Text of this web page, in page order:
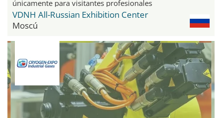
únicamente para visitantes profesionales
VDNH All-Russian Exhibition Center
Moscú